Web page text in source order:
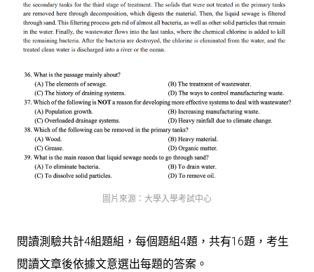
圖片來源：大學入學考試中心
閱讀測驗共計4組題組，每個題組4題，共有16題，考生
閱讀文章後依據文意選出每題的答案。